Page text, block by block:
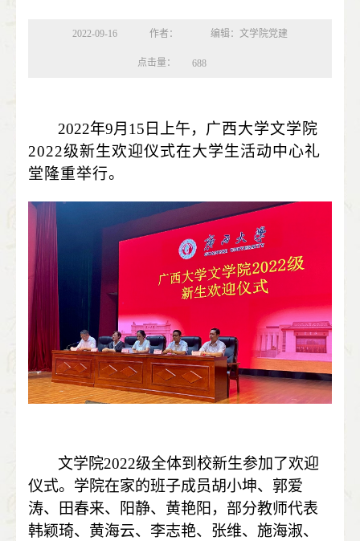
2022-09-16 作者： 编辑：文学院党建
点击量： 688
2022年9月 15 日上午， 广西大学文学院
2022级新生欢迎仪式在大学生活动中心礼
堂隆重举行。
文学院2022级全体到校新生参加了欢迎
仪式。学院在家的班子成员胡小坤、郭爱
涛、田春来、阳静、黄艳阳，部分教师代表
韩颖琦、黄海云、李志艳、张维、施海淑、